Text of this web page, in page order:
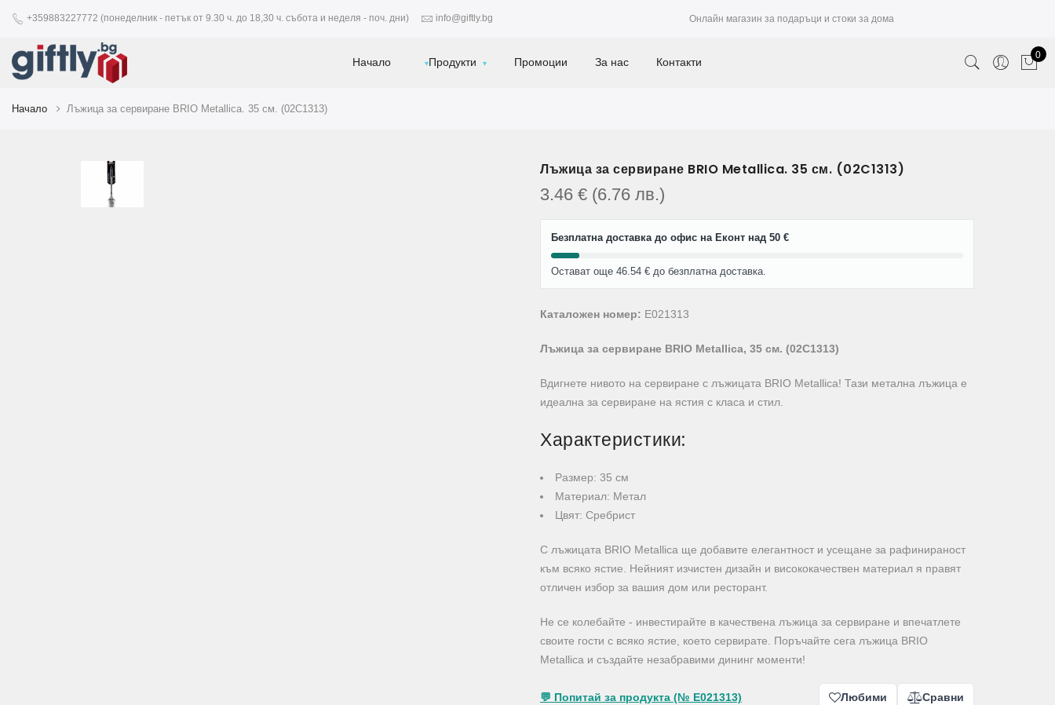
+359883227772 (понеделник - петък от 9.30 ч. до 18,30 ч. събота и неделя - поч. дни) info@giftly.bg Онлайн магазин за подаръци и стоки за дома
Начало Продукти Промоции За нас Контакти 0
Начало Лъжица за сервиране BRIO Metallica. 35 см. (02C1313)
Лъжица за сервиране BRIO Metallica. 35 см. (02C1313)
3.46 € (6.76 лв.)
Безплатна доставка до офис на Еконт над 50 €
Остават още 46.54 € до безплатна доставка.
Каталожен номер: E021313
Лъжица за сервиране BRIO Metallica, 35 см. (02C1313)
Вдигнете нивото на сервиране с лъжицата BRIO Metallica! Тази метална лъжица е
идеална за сервиране на ястия с класа и стил.
Характеристики:
Размер: 35 см
Материал: Метал
Цвят: Сребрист
С лъжицата BRIO Metallica ще добавите елегантност и усещане за рафинираност
към всяко ястие. Нейният изчистен дизайн и висококачествен материал я правят
отличен избор за вашия дом или ресторант.
Не се колебайте - инвестирайте в качествена лъжица за сервиране и впечатлете
своите гости с всяко ястие, което сервирате. Поръчайте сега лъжица BRIO
Metallica и създайте незабравими дининг моменти!
💬 Попитай за продукта (№ E021313) Любими Сравни